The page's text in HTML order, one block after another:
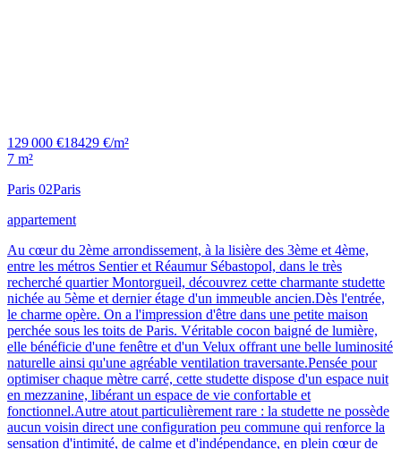
129 000 €18429 €/m²
7 m²
Paris 02Paris
appartement
Au cœur du 2ème arrondissement, à la lisière des 3ème et 4ème,
entre les métros Sentier et Réaumur Sébastopol, dans le très
recherché quartier Montorgueil, découvrez cette charmante studette
nichée au 5ème et dernier étage d'un immeuble ancien.Dès l'entrée,
le charme opère. On a l'impression d'être dans une petite maison
perchée sous les toits de Paris. Véritable cocon baigné de lumière,
elle bénéficie d'une fenêtre et d'un Velux offrant une belle luminosité
naturelle ainsi qu'une agréable ventilation traversante.Pensée pour
optimiser chaque mètre carré, cette studette dispose d'un espace nuit
en mezzanine, libérant un espace de vie confortable et
fonctionnel.Autre atout particulièrement rare : la studette ne possède
aucun voisin direct une configuration peu commune qui renforce la
sensation d'intimité, de calme et d'indépendance, en plein cœur de